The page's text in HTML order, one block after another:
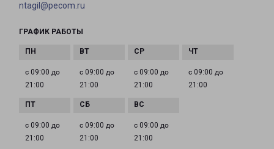
ntagil@pecom.ru
ГРАФИК РАБОТЫ
с 09:00 до
21:00
с 09:00 до
21:00
с 09:00 до
21:00
с 09:00 до
21:00
с 09:00 до
21:00
с 09:00 до
21:00
с 09:00 до
21:00